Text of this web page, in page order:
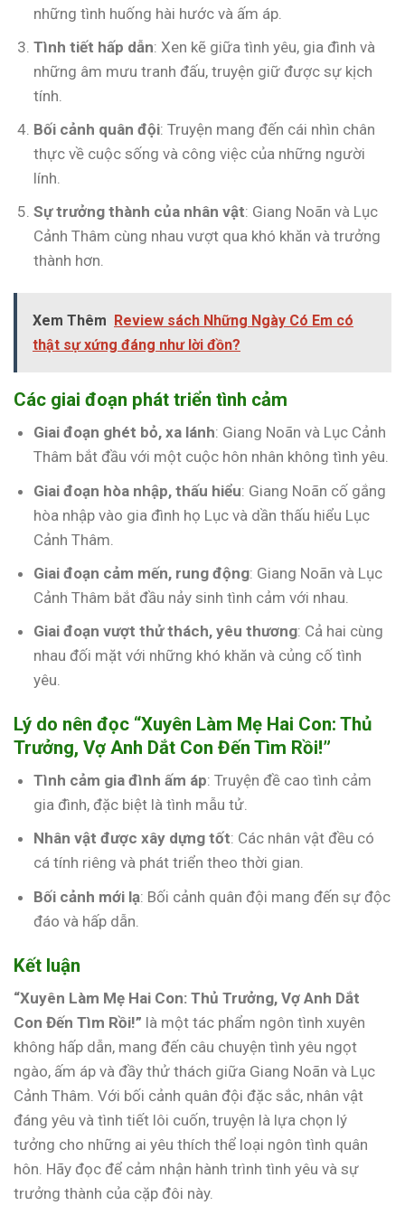
những tình huống hài hước và ấm áp.
Tình tiết hấp dẫn: Xen kẽ giữa tình yêu, gia đình và
những âm mưu tranh đấu, truyện giữ được sự kịch
tính.
Bối cảnh quân đội: Truyện mang đến cái nhìn chân
thực về cuộc sống và công việc của những người
lính.
Sự trưởng thành của nhân vật: Giang Noãn và Lục
Cảnh Thâm cùng nhau vượt qua khó khăn và trưởng
thành hơn.
Xem Thêm
Review sách Những Ngày Có Em có
thật sự xứng đáng như lời đồn?
Các giai đoạn phát triển tình cảm
Giai đoạn ghét bỏ, xa lánh: Giang Noãn và Lục Cảnh
Thâm bắt đầu với một cuộc hôn nhân không tình yêu.
Giai đoạn hòa nhập, thấu hiểu: Giang Noãn cố gắng
hòa nhập vào gia đình họ Lục và dần thấu hiểu Lục
Cảnh Thâm.
Giai đoạn cảm mến, rung động: Giang Noãn và Lục
Cảnh Thâm bắt đầu nảy sinh tình cảm với nhau.
Giai đoạn vượt thử thách, yêu thương: Cả hai cùng
nhau đối mặt với những khó khăn và củng cố tình
yêu.
Lý do nên đọc “Xuyên Làm Mẹ Hai Con: Thủ
Trưởng, Vợ Anh Dắt Con Đến Tìm Rồi!”
Tình cảm gia đình ấm áp: Truyện đề cao tình cảm
gia đình, đặc biệt là tình mẫu tử.
Nhân vật được xây dựng tốt: Các nhân vật đều có
cá tính riêng và phát triển theo thời gian.
Bối cảnh mới lạ: Bối cảnh quân đội mang đến sự độc
đáo và hấp dẫn.
Kết luận
“Xuyên Làm Mẹ Hai Con: Thủ Trưởng, Vợ Anh Dắt
Con Đến Tìm Rồi!” là một tác phẩm ngôn tình xuyên
không hấp dẫn, mang đến câu chuyện tình yêu ngọt
ngào, ấm áp và đầy thử thách giữa Giang Noãn và Lục
Cảnh Thâm. Với bối cảnh quân đội đặc sắc, nhân vật
đáng yêu và tình tiết lôi cuốn, truyện là lựa chọn lý
tưởng cho những ai yêu thích thể loại ngôn tình quân
hôn. Hãy đọc để cảm nhận hành trình tình yêu và sự
trưởng thành của cặp đôi này.